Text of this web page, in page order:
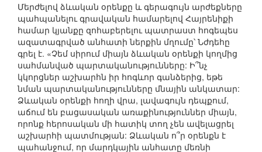
Մերժելով ձևական օրենքը և գերագույն արժեքները
պահպանելու գրավական համարելով Հայրենիքի
համար կյանքը զոհաբերելու պատրաստ հոգեպես
ազատագրված անհատի ներքին մղումը՝ Նժդեհը
գրել է. «Չեմ սիրում միայն ձևական օրենքի կողմից
սահմանված պարտականությունները: Ի՞նչ
կկորցներ աշխարհն իր հոգևոր գանձերից, եթե
նման պարտականությունները մնային անկատար:
Ձևական օրենքի հողի վրա, լավագույն դեպքում,
աճում են բացասական առաքինություններ միայն,
որոնք հերոսական մի հատիկ տող չեն ավելացրել
աշխարհի պատմության: Ձևական ո՞ր օրենքն է
պահանջում, որ մարդկային անհատը մեռնի